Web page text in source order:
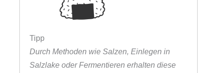
Tipp
Durch Methoden wie Salzen, Einlegen in
Salzlake oder Fermentieren erhalten diese